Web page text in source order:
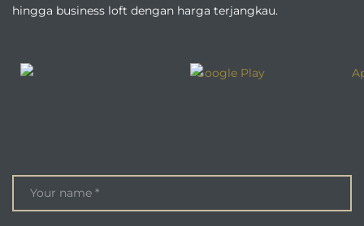
hingga business loft dengan harga terjangkau.